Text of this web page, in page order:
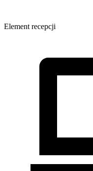
Element recepcji